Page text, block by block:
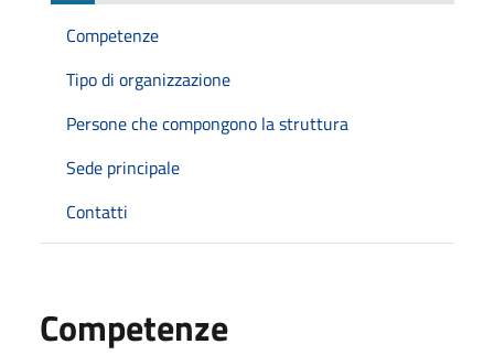
Competenze
Tipo di organizzazione
Persone che compongono la struttura
Sede principale
Contatti
Competenze